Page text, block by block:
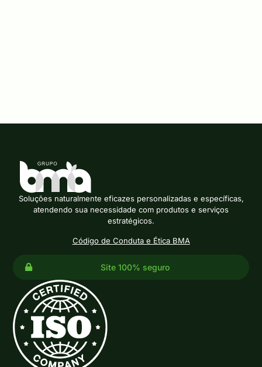
Soluções naturalmente eficazes personalizadas e específicas,
atendendo sua necessidade com produtos e serviços
estratégicos.
Código de Conduta e Ética BMA
Site 100% seguro